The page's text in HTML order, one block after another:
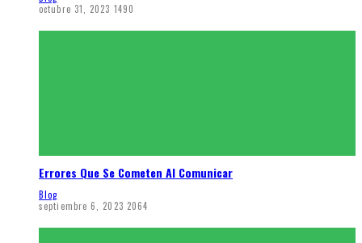
octubre 31, 2023 1490
Errores Que Se Cometen Al Comunicar
Blog
septiembre 6, 2023 2064